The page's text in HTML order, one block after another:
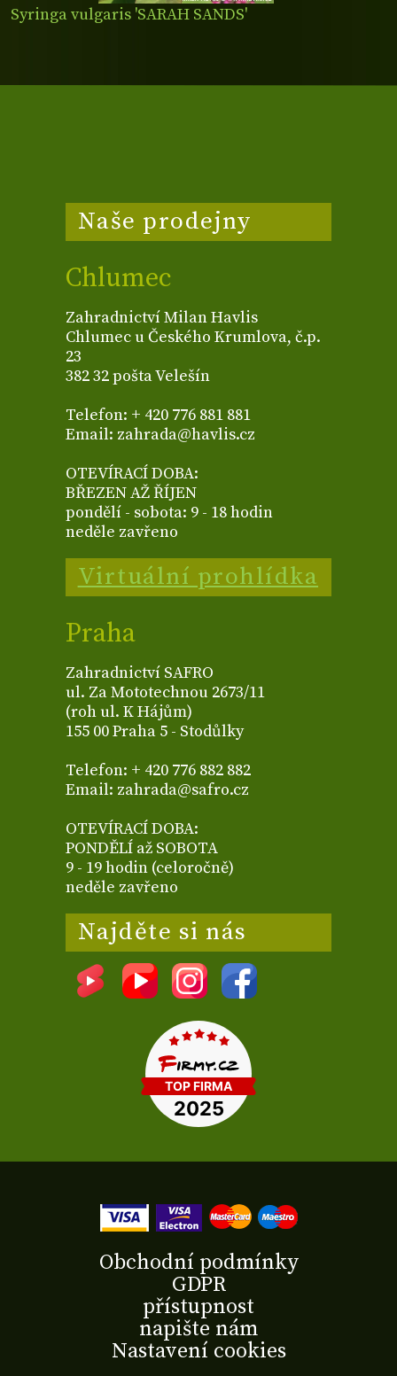
Syringa vulgaris 'SARAH SANDS'
Naše prodejny
Chlumec
Zahradnictví Milan Havlis
Chlumec u Českého Krumlova, č.p.
23
382 32 pošta Velešín
Telefon: + 420 776 881 881
Email: zahrada@havlis.cz
OTEVÍRACÍ DOBA:
BŘEZEN AŽ ŘÍJEN
pondělí - sobota: 9 - 18 hodin
neděle zavřeno
Virtuální prohlídka
Praha
Zahradnictví SAFRO
ul. Za Mototechnou 2673/11
(roh ul. K Hájům)
155 00 Praha 5 - Stodůlky
Telefon: + 420 776 882 882
Email: zahrada@safro.cz
OTEVÍRACÍ DOBA:
PONDĚLÍ až SOBOTA
9 - 19 hodin (celoročně)
neděle zavřeno
Najděte si nás
Obchodní podmínky
GDPR
přístupnost
napište nám
Nastavení cookies